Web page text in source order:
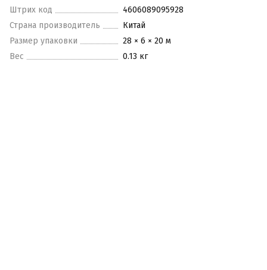
Штрих код
4606089095928
Страна производитель
Китай
Размер упаковки
28 × 6 × 20 м
Вес
0.13 кг